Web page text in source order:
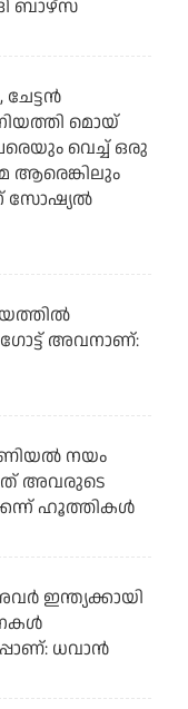
ബാഴ്‌സ
മൊയ്
വെച്ച് ഒരു
ആരെങ്കിലും
സോഷ്യല്‍
അവനാണ്:
നയം
അവരുടെ
ഹൂത്തികള്‍
ഇന്ത്യക്കായി
ധവാന്‍